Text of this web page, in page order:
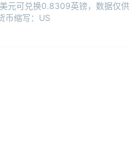
元可兑换0.8309英镑，数据仅供
币缩写：US